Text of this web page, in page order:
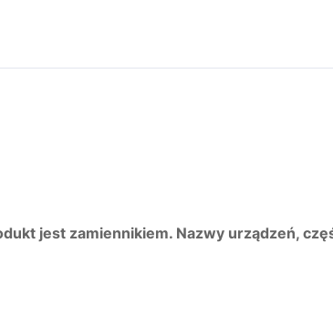
jest zamiennikiem. Nazwy urządzeń,